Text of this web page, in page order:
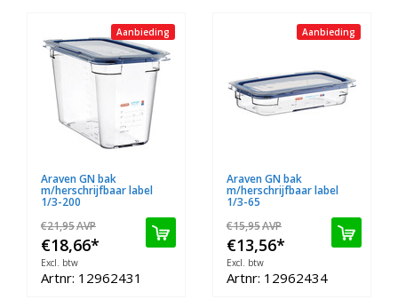
Aanbieding
Araven GN bak
m/herschrijfbaar label
1/3-200
€21,95AVP
€18,66*
Excl. btw
Artnr: 12962431
Aanbieding
Araven GN bak
m/herschrijfbaar label
1/3-65
€15,95AVP
€13,56*
Excl. btw
Artnr: 12962434